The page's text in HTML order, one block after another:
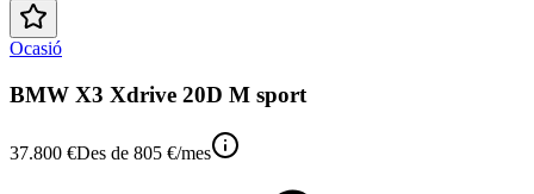
Ocasió
BMW X3 Xdrive 20D M sport
37.800 €Des de 805 €/mes